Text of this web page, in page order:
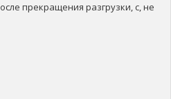
прекращения разгрузки, с, не